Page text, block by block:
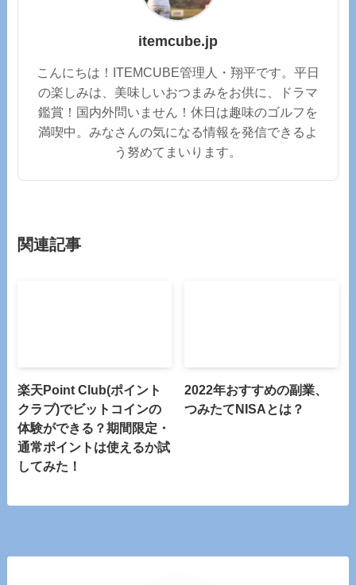
itemcube.jp
こんにちは！ITEMCUBE管理人・翔平です。平日
の楽しみは、美味しいおつまみをお供に、ドラマ
鑑賞！国内外問いません！休日は趣味のゴルフを
満喫中。みなさんの気になる情報を発信できるよ
う努めてまいります。
関連記事
楽天Point Club(ポイント
クラブ)でビットコインの
体験ができる？期間限定・
通常ポイントは使えるか試
してみた！
2022年おすすめの副業、
つみたてNISAとは？